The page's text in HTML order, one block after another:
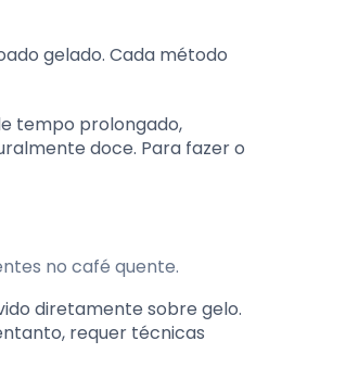
gelado. Cada método
tempo prolongado,
doce. Para fazer o
no café quente.
diretamente sobre gelo.
requer técnicas